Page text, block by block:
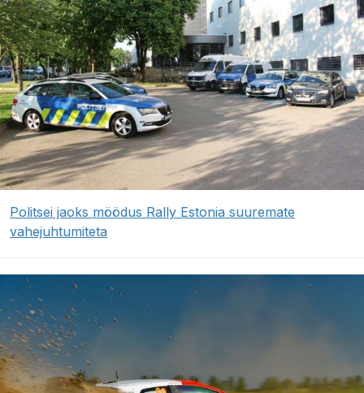
Politsei jaoks möödus Rally Estonia suuremate
vahejuhtumiteta